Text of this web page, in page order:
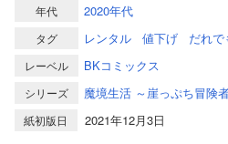
年代 2020年代
タグ レンタル 値下げ だれ
レーベル BKコミックス
シリーズ 魔境生活 ～崖っぷち冒険
紙初版日
2021年12月3日